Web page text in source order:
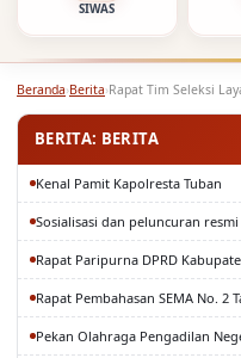
SIWAS
Beranda›Berita›
BERITA: BERITA
Kenal Pamit Kapolresta Tuban
Rapat Paripurna DPRD
Rapat Pembahasan SEMA No. 2